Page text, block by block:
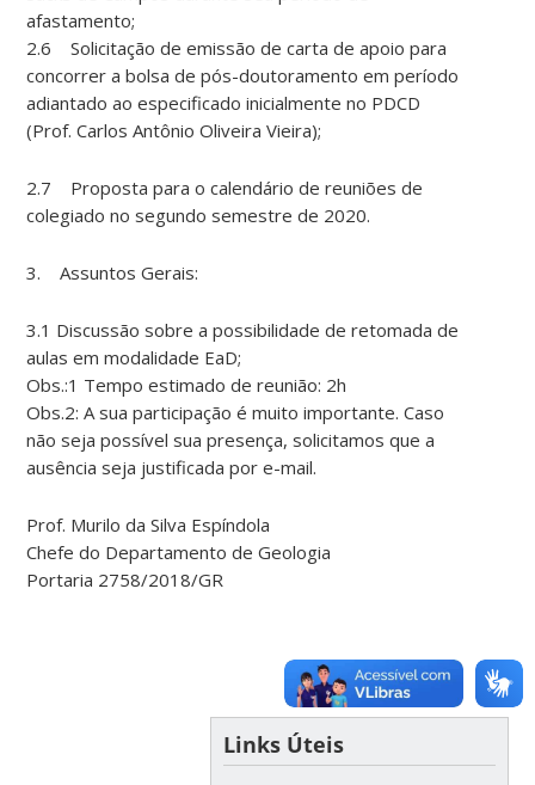
afastamento;
2.6 Solicitação de emissão de carta de apoio para
concorrer a bolsa de pós-doutoramento em período
adiantado ao especificado inicialmente no PDCD
(Prof. Carlos Antônio Oliveira Vieira);
2.7 Proposta para o calendário de reuniões de
colegiado no segundo semestre de 2020.
3. Assuntos Gerais:
3.1 Discussão sobre a possibilidade de retomada de
aulas em modalidade EaD;
Obs.:1 Tempo estimado de reunião: 2h
Obs.2: A sua participação é muito importante. Caso
não seja possível sua presença, solicitamos que a
ausência seja justificada por e-mail.
Prof. Murilo da Silva Espíndola
Chefe do Departamento de Geologia
Portaria 2758/2018/GR
Links Úteis